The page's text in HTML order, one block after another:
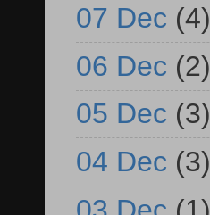
07 Dec (4)
06 Dec (2)
05 Dec (3)
04 Dec (3)